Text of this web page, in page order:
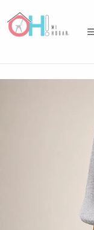
Inicio Asientos Sillas